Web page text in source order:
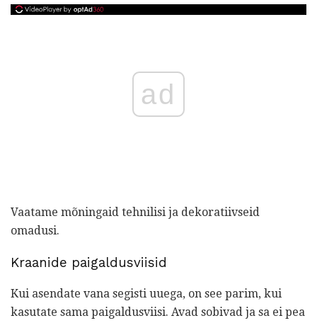
ad
Vaatame mõningaid tehnilisi ja dekoratiivseid
omadusi.
Kraanide paigaldusviisid
Kui asendate vana segisti uuega, on see parim, kui
kasutate sama paigaldusviisi. Avad sobivad ja sa ei pea